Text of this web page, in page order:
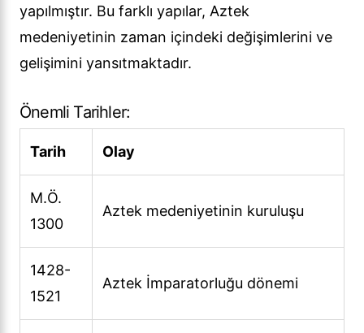
yapılmıştır. Bu farklı yapılar, Aztek
medeniyetinin zaman içindeki değişimlerini ve
gelişimini yansıtmaktadır.
Önemli Tarihler:
Tarih Olay
M.Ö.
1300
Aztek medeniyetinin kuruluşu
1428-
1521
Aztek İmparatorluğu dönemi